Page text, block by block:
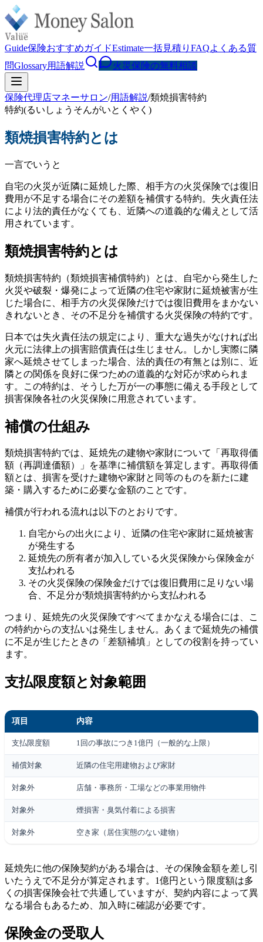
Guide保険おすすめガイドEstimate一括見積り FAQよくある質
問Glossary用語解説 火災保険の無料相談
保険代理店マネーサロン/用語解説/類焼損害特約
特約(るいしょうそんがいとくやく )
類焼損害特約とは
一言でいうと
自宅の火災が近隣に延焼した際、相手方の火災保険では復旧
費用が不足する場合にその差額を補償する特約。失火責任法
により法的責任がなくても、近隣への道義的な備えとして活
用されています。
類焼損害特約とは
類焼損害特約（類焼損害補償特約）とは、自宅から発生した
火災や破裂・爆発によって近隣の住宅や家財に延焼被害が生
じた場合に、相手方の火災保険だけでは復旧費用をまかない
きれないとき、その不足分を補償する火災保険の特約です。
日本では失火責任法の規定により、重大な過失がなければ出
火元に法律上の損害賠償責任は生じません。しかし実際に隣
家へ延焼させてしまった場合、法的責任の有無とは別に、近
隣との関係を良好に保つための道義的な対応が求められま
す。この特約は、そうした万が一の事態に備える手段として
損害保険各社の火災保険に用意されています。
補償の仕組み
類焼損害特約では、延焼先の建物や家財について「再取得価
額（再調達価額）」を基準に補償額を算定します。再取得価
額とは、損害を受けた建物や家財と同等のものを新たに建
築・購入するために必要な金額のことです。
補償が行われる流れは以下のとおりです。
自宅からの出火により、近隣の住宅や家財に延焼被害
が発生する
延焼先の所有者が加入している火災保険から保険金が
支払われる
その火災保険の保険金だけでは復旧費用に足りない場
合、不足分が類焼損害特約から支払われる
つまり、延焼先の火災保険ですべてまかなえる場合には、こ
の特約からの支払いは発生しません。あくまで延焼先の補償
に不足が生じたときの「差額補填」としての役割を持ってい
ます。
支払限度額と対象範囲
項目 内容
支払限度額 1回の事故につき1億円（一般的な上限）
補償対象 近隣の住宅用建物および家財
対象外 店舗・事務所・工場などの事業用物件
対象外 煙損害・臭気付着による損害
対象外 空き家（居住実態のない建物）
延焼先に他の保険契約がある場合は、その保険金額を差し引
いたうえで不足分が算定されます。1億円という限度額は多
くの損害保険会社で共通していますが、契約内容によって異
なる場合もあるため、加入時に確認が必要です。
保険金の受取人